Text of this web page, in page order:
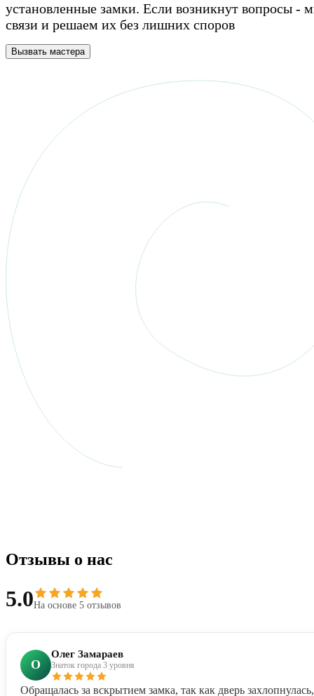
установленные замки. Если возникнут вопросы -
связи и решаем их без лишних споров
Вызвать мастера
Отзывы о нас
5.0На основе 5 отзывов
О
Олег Замараев
Знаток города 3 уровня
Обращалась за вскрытием замка, так как дверь